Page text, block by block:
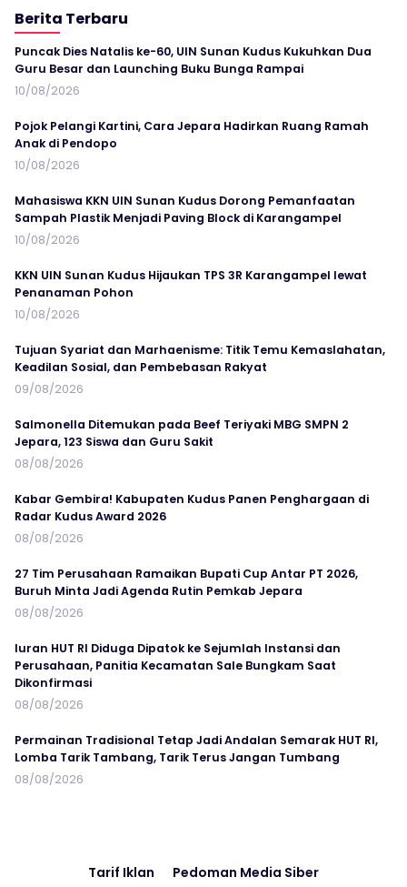
Berita Terbaru
Puncak Dies Natalis ke-60, UIN Sunan Kudus Kukuhkan Dua
Guru Besar dan Launching Buku Bunga Rampai
10/08/2026
Pojok Pelangi Kartini, Cara Jepara Hadirkan Ruang Ramah
Anak di Pendopo
10/08/2026
Mahasiswa KKN UIN Sunan Kudus Dorong Pemanfaatan
Sampah Plastik Menjadi Paving Block di Karangampel
10/08/2026
KKN UIN Sunan Kudus Hijaukan TPS 3R Karangampel lewat
Penanaman Pohon
10/08/2026
Tujuan Syariat dan Marhaenisme: Titik Temu Kemaslahatan,
Keadilan Sosial, dan Pembebasan Rakyat
09/08/2026
Salmonella Ditemukan pada Beef Teriyaki MBG SMPN 2
Jepara, 123 Siswa dan Guru Sakit
08/08/2026
Kabar Gembira! Kabupaten Kudus Panen Penghargaan di
Radar Kudus Award 2026
08/08/2026
27 Tim Perusahaan Ramaikan Bupati Cup Antar PT 2026,
Buruh Minta Jadi Agenda Rutin Pemkab Jepara
08/08/2026
Iuran HUT RI Diduga Dipatok ke Sejumlah Instansi dan
Perusahaan, Panitia Kecamatan Sale Bungkam Saat
Dikonfirmasi
08/08/2026
Permainan Tradisional Tetap Jadi Andalan Semarak HUT RI,
Lomba Tarik Tambang, Tarik Terus Jangan Tumbang
08/08/2026
Tarif Iklan Pedoman Media Siber